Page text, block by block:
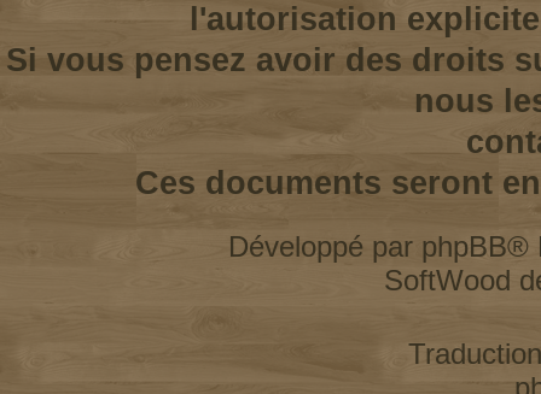
l'autorisation
Si vous pensez avoir des droits
nous
Ces documents seront
Développé par phpBB®
SoftWood